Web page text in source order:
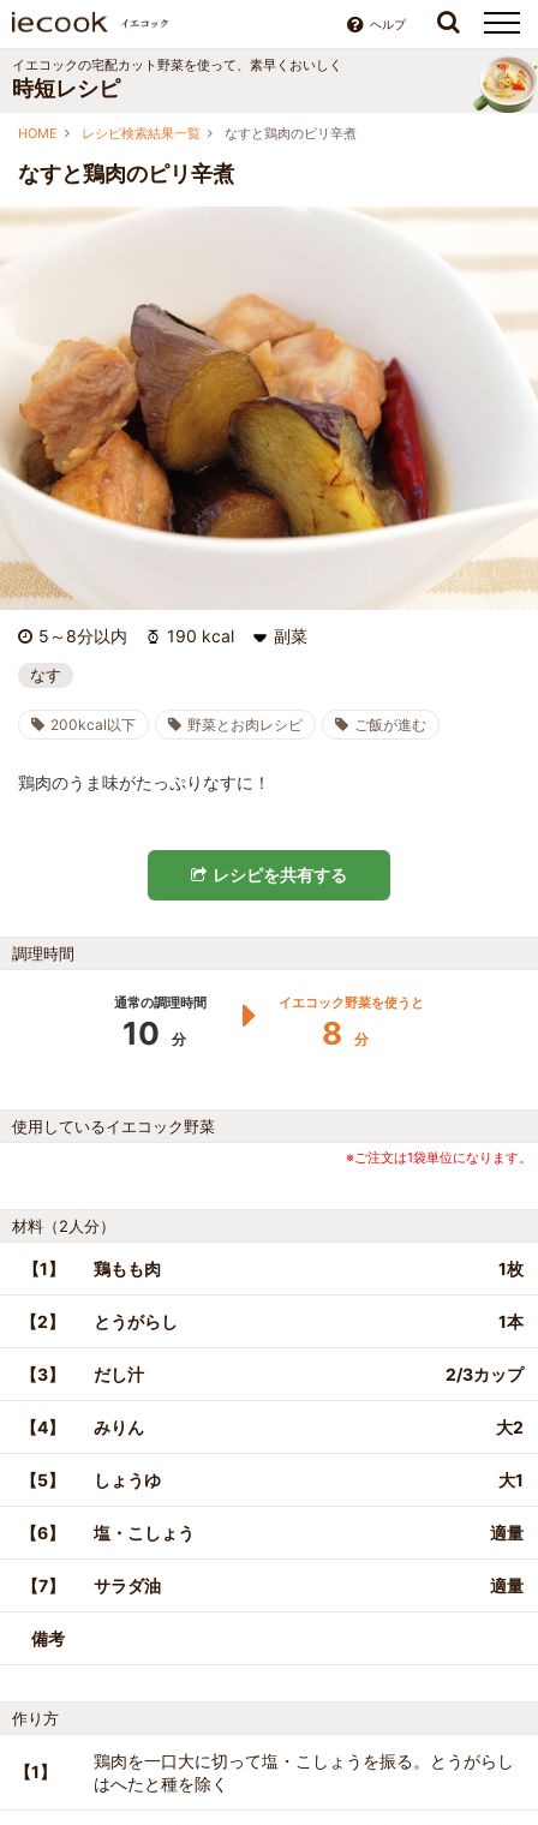
ヘルプ
イエコックの宅配カット野菜を使って、素早くおいしく
時短レシピ
HOME レシピ検索結果一覧 なすと鶏肉のピリ辛煮
なすと鶏肉のピリ辛煮
5～8分以内 190 kcal 副菜
なす
200kcal以下 野菜とお肉レシピ ご飯が進む
鶏肉のうま味がたっぷりなすに！
レシピを共有する
調理時間
通常の調理時間
10 分
イエコック野菜を使うと
8 分
使用しているイエコック野菜
※ご注文は1袋単位になります。
材料（2人分）
【1】 鶏もも肉 1枚
【2】 とうがらし 1本
【3】 だし汁 2/3カップ
【4】 みりん 大2
【5】 しょうゆ 大1
【6】 塩・こしょう 適量
【7】 サラダ油 適量
備考
作り方
【1】
鶏肉を一口大に切って塩・こしょうを振る。とうがらし
はへたと種を除く